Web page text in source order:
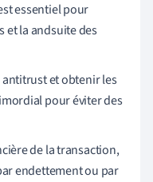
essentiel pour
et la andsuite des
et obtenir les
pour éviter des
de la transaction,
endettement ou par